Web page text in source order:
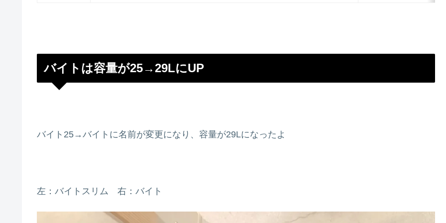
バイトは容量が25→29LにUP
バイト25→バイトに名前が変更になり、容量が29Lになったよ
左：バイトスリム 右：バイト